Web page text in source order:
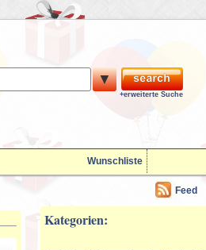
▼
+erweiterte Suche
Wunschliste
Feed
Kategorien: